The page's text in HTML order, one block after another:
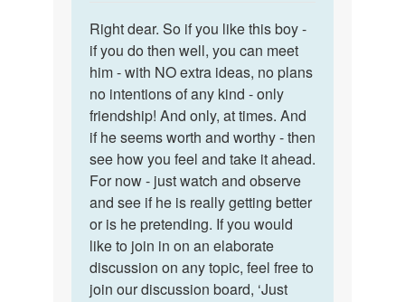
to
Mam
one
boy
always
come
to…
by
Shrishti
Right
dear.
So
if
you
like…
Right dear. So if you like this boy -
if you do then well, you can meet
him - with NO extra ideas, no plans
no intentions of any kind - only
friendship! And only, at times. And
if he seems worth and worthy - then
see how you feel and take it ahead.
For now - just watch and observe
and see if he is really getting better
or is he pretending. If you would
like to join in on an elaborate
discussion on any topic, feel free to
join our discussion board, ‘Just